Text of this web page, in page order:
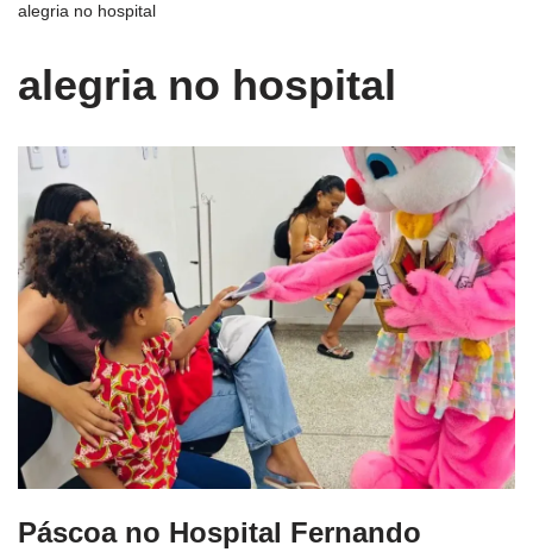
alegria no hospital
alegria no hospital
Páscoa no Hospital Fernando